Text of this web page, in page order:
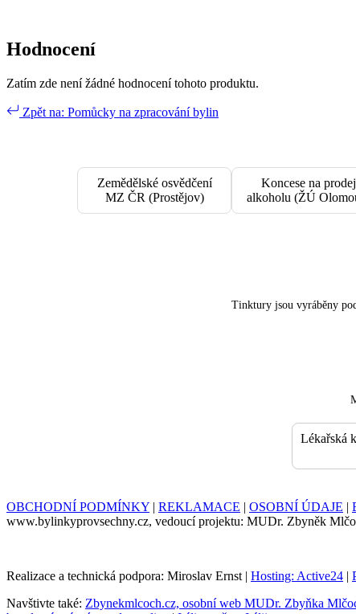
Hodnocení
Zatím zde není žádné hodnocení tohoto produktu.
Zpět na: Pomůcky na zpracování bylin
Zemědělské osvědčení
MZ ČR (Prostějov)
Koncese na prodej
alkoholu (ŽÚ
Tinktury jsou vyráběny
Lékařská
OBCHODNÍ PODMÍNKY | REKLAMACE | OSOBNÍ ÚDAJE |
www.bylinkyprovsechny.cz, vedoucí projektu: MUDr. Zbyněk
Realizace a technická podpora: Miroslav Ernst | Hosting: Active24 |
Navštivte také: Zbynekmlcoch.cz, osobní web MUDr. Zbyňka